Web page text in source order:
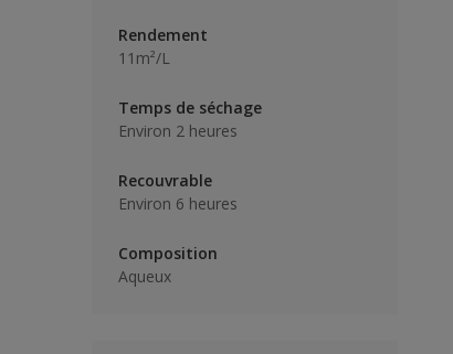
Rendement
11m²/L
Temps de séchage
Environ 2 heures
Recouvrable
Environ 6 heures
Composition
Aqueux